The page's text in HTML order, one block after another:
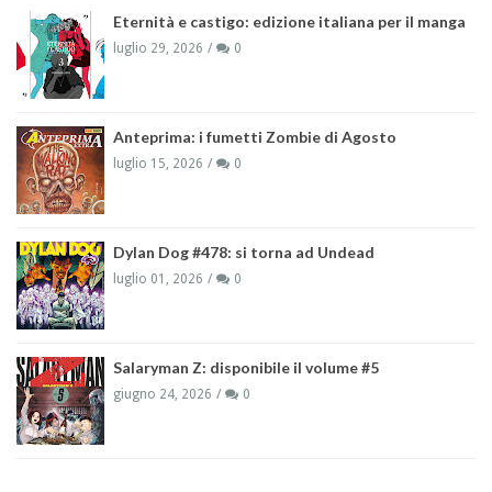
Eternità e castigo: edizione italiana per il manga
luglio 29, 2026 0
Anteprima: i fumetti Zombie di Agosto
luglio 15, 2026 0
Dylan Dog #478: si torna ad Undead
luglio 01, 2026 0
Salaryman Z: disponibile il volume #5
giugno 24, 2026 0